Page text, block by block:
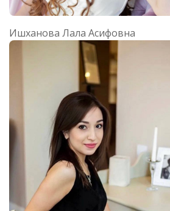
Ишханова Лала Асифовна